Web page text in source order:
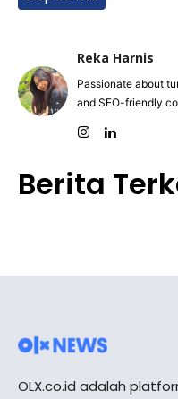
Reka Harnis
Passionate about
and SEO-friendly
Berita
OLX.co.id adalah